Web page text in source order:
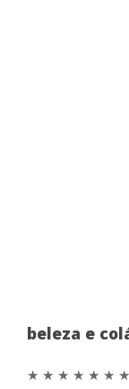
beleza e
★ ★ ★ ★ ★ ★